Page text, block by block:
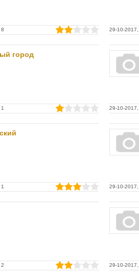
29-10-
город
29-10-
29-10-
29-10-